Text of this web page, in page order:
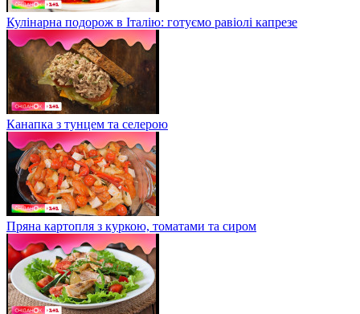
Кулінарна подорож в Італію: готуємо равіолі капрезе
Канапка з тунцем та селерою
Пряна картопля з куркою, томатами та сиром